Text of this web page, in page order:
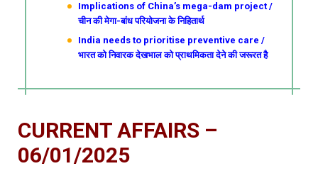
Implications of China’s mega-dam project /
चीन की मेगा-बांध परियोजना के निहितार्थ
India needs to prioritise preventive care /
भारत को निवारक देखभाल को प्राथमिकता देने की जरूरत है
CURRENT AFFAIRS –
06/01/2025